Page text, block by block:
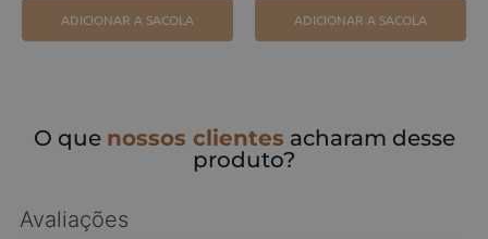
ADICIONAR A SACOLA ADICIONAR A SACOLA
O que nossos clientes acharam desse
produto?
Avaliações